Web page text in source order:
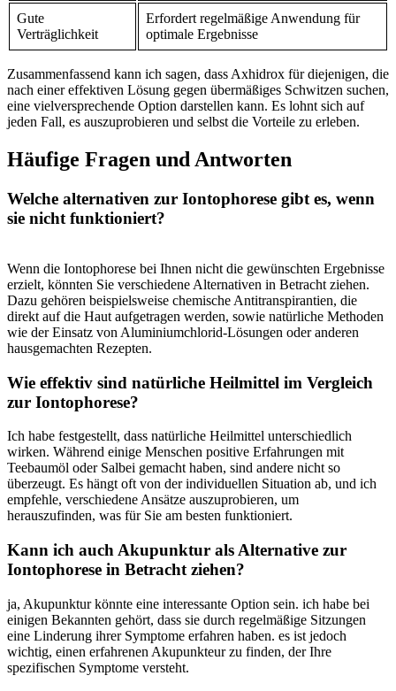
Gute
Verträglichkeit
Erfordert regelmäßige Anwendung für
⁢optimale Ergebnisse
Zusammenfassend⁣ kann ich sagen, dass Axhidrox für diejenigen, ​die
nach einer ​effektiven Lösung ‍gegen‍ übermäßiges Schwitzen suchen,
eine vielversprechende Option darstellen ‌kann. Es lohnt sich ⁢auf
jeden Fall, es auszuprobieren‌ und selbst die Vorteile zu erleben.
Häufige Fragen und Antworten
Welche ​alternativen⁤ zur Iontophorese gibt es, wenn
sie nicht funktioniert?
Wenn die Iontophorese bei Ihnen nicht die gewünschten Ergebnisse ​
erzielt, könnten ‍Sie​ verschiedene Alternativen in Betracht‍ ziehen.
Dazu gehören beispielsweise chemische Antitranspirantien, die
direkt auf‍ die Haut aufgetragen werden, sowie natürliche Methoden
wie der Einsatz von Aluminiumchlorid-Lösungen oder anderen
hausgemachten Rezepten.
Wie effektiv​ sind natürliche Heilmittel ‌im ​Vergleich
zur Iontophorese?
Ich ​habe festgestellt, dass natürliche Heilmittel unterschiedlich
wirken. ⁣Während einige Menschen positive Erfahrungen mit
Teebaumöl oder Salbei gemacht haben, sind andere nicht​ so
überzeugt. Es hängt oft von‌ der individuellen Situation ab, und ich
empfehle, verschiedene Ansätze auszuprobieren, um
herauszufinden, was für Sie am besten funktioniert.
Kann ich auch Akupunktur als Alternative zur
Iontophorese in Betracht ziehen?
ja, Akupunktur könnte eine interessante Option sein. ich habe bei
einigen Bekannten gehört, dass sie⁢ durch regelmäßige Sitzungen
eine Linderung ihrer ‍Symptome erfahren haben. es ist jedoch ​
wichtig, einen erfahrenen Akupunkteur zu finden, der Ihre
spezifischen Symptome versteht.